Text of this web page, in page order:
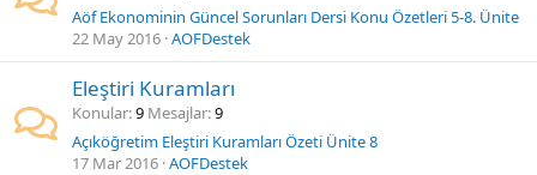
Aöf Ekonominin Güncel Sorunları Dersi Konu Özetleri 5-8. Ünite
22 May 2016 AOFDestek
Eleştiri Kuramları
Konular 9 Mesajlar 9
Açıköğretim Eleştiri Kuramları Özeti Ünite 8
17 Mar 2016 AOFDestek